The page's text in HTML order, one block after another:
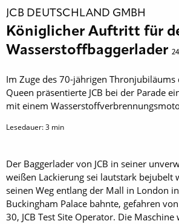
JCB DEUTSCHLAND GMBH
Königlicher Auftritt für
Wasserstoffbaggerlader
Im Zuge des 70-jährigen Thronjubiläums
Queen präsentierte JCB bei der Parade
mit einem
Lesedauer:3 min
Der Baggerlader von JCB in seiner
weißen Lackierung sei lautstark bejubelt
seinen Weg entlang der Mall in London
Buckingham Palace bahnte, gefahren
30, JCB Test Site Operator. Die